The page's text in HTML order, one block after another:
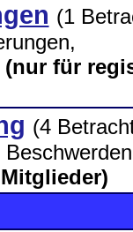
(1
(nur für
(4